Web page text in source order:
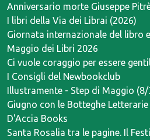
Anniversario morte Giuseppe
I libri della Via dei Librai (2026)
Giornata internazionale del libro
Maggio dei Libri 2026
Ci vuole coraggio per essere
I Consigli del Newbookclub
Illustramente - Step di Maggio
Giugno con le Botteghe
D'Accia Books
Santa Rosalia tra le pagine. Il